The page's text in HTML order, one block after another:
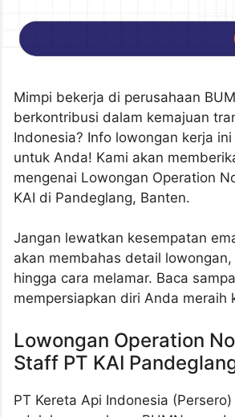
Mimpi bekerja di perusahaan
berkontribusi dalam kemajuan
Indonesia? Info lowongan kerja
untuk Anda! Kami akan
mengenai Lowongan Operation
KAI di Pandeglang, Banten.
Jangan lewatkan kesempatan
akan membahas detail
hingga cara melamar. Baca
mempersiapkan diri Anda meraih
Lowongan Operation
Staff PT KAI
PT Kereta Api Indonesia